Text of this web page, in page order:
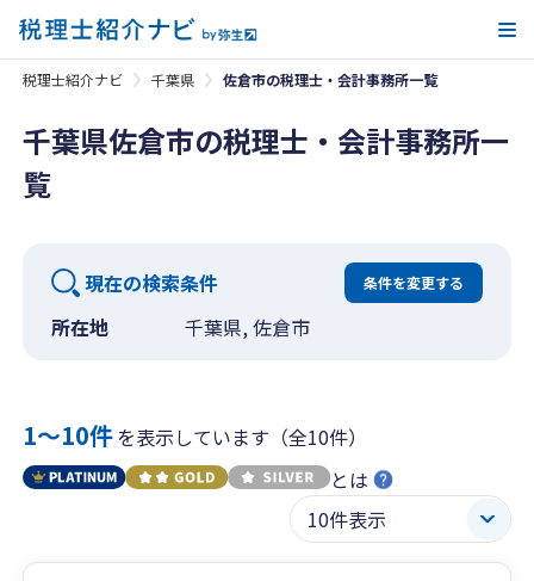
税理士紹介ナビ 千葉県 佐倉市の税理士・会計事務所一覧
千葉県佐倉市の税理士・会計事務所一
覧
現在の検索条件 条件を変更する
所在地 千葉県, 佐倉市
1〜10件を表示しています（全10件）
とは